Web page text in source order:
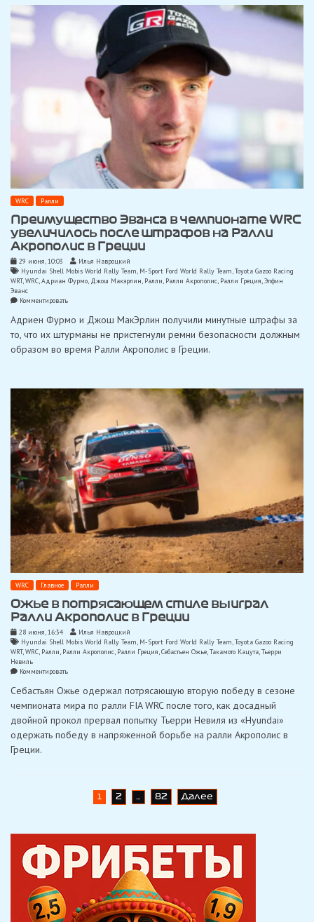
никогда,
но
WRC Ралли
Преимущество Эванса в чемпионате WRC
увеличилось после штрафов на Ралли
Акрополис в Греции
29 июня, 10:03
Илья Навроцкий
Hyundai Shell Mobis World Rally Team, M-Sport Ford World Rally Team,Toyota Gazoo Racing
WRT,WRC,Адриан Фурмо, Джош Макэрлин, Ралли, Ралли Акрополис, Ралли Греция,Элфин
Эванс
Комментироватьon
Эванса
чемпионате
WRC
на
Ралли
Акрополис
в
Греции
Адриен Фурмо и Джош МакЭрлин получили минутные штрафы за
то, что их штурманы не пристегнули ремни безопасности должным
образом во время Ралли Акрополис в Греции.
WRC Главное Ралли
Ожье в потрясающем стиле выиграл
Ралли Акрополис в Греции
28 июня, 16:34
Илья Навроцкий
Hyundai Shell Mobis World Rally Team, M-Sport Ford World Rally Team,Toyota Gazoo Racing
WRT,WRC, Ралли, Ралли Акрополис, Ралли Греция,Себастьен Ожье,Такамото Кацута,Тьерри
Невиль
Комментироватьon
в
стиле
выиграл
Ралли
Акрополис
Себастьян Ожье одержал потрясающую вторую победу в сезоне
чемпионата мира по ралли FIA WRC после того, как досадный
двойной прокол прервал попытку Тьерри Невиля из «Hyundai»
одержать победу в напряженной борьбе на ралли Акрополис в
Греции.
записям
2 82 Далее